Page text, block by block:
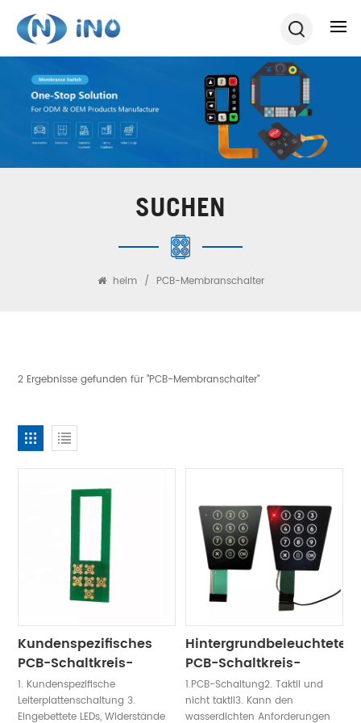
SUCHEN
heim / PCB-Membranschalter
2 Ergebnisse gefunden für "PCB-Membranschalter"
Kundenspezifisches
PCB-Schaltkreis-
Membranschaltfeld
1. Kundenspezifische
Leiterplattenschaltung 3.
Eingebettete LEDs, Widerstände
Hintergrundbeleuchtetes
PCB-Schaltkreis-
Membranschaltfeld
1.PCB-Schaltung2. Taktil und
nicht taktil3. Kann den
wasserdichten Anforderungen